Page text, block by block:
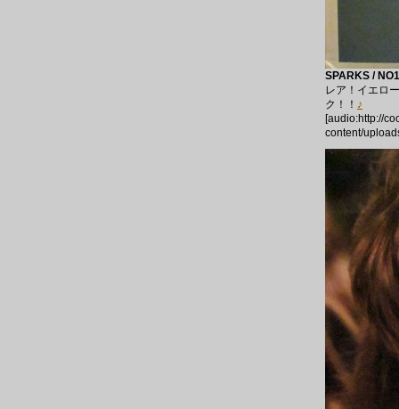
SPARKS /
レア！イエロ
ク！！ ♪
[audio:http://
content/